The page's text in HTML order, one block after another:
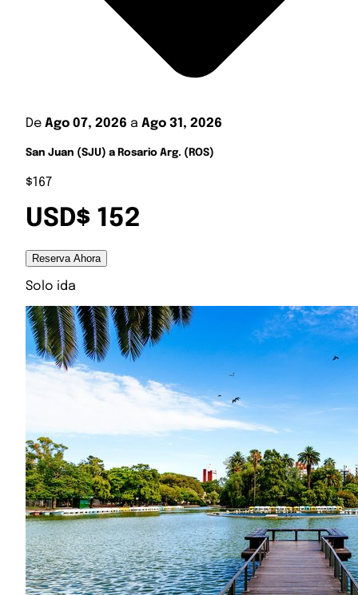
De Ago 07, 2026 a Ago 31, 2026
San Juan (SJU) a Rosario Arg. (ROS)
$167
USD$ 152
Reserva Ahora
Solo ida